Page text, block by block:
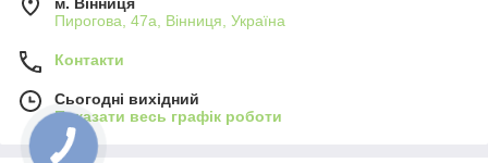
м. Вінниця
Пирогова, 47а, Вінниця, Україна
Контакти
Сьогодні вихідний
Показати весь графік роботи